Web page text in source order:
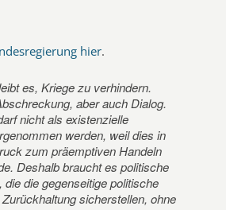
hier.
es, Kriege zu verhindern.
aber auch Dialog.
nicht als existenzielle
werden, weil dies in
zum präemptiven Handeln
Deshalb braucht es politische
die die gegenseitige politische
sicherstellen, ohne